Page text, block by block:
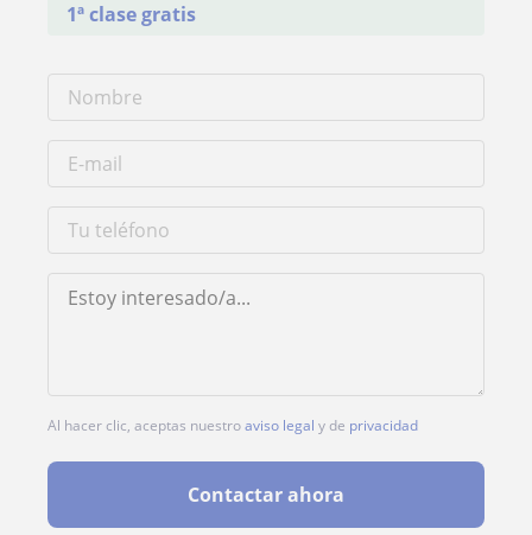
1ª clase gratis
Al hacer clic, aceptas nuestroaviso legal y de privacidad
Contactar ahora